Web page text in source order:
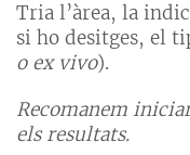
Tria l’àrea, la
si ho desitges, el
o ex vivo).
Recomanem
els resultats.